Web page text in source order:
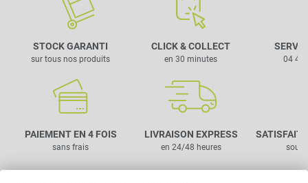
STOCK GARANTI
sur tous nos produits
CLICK & COLLECT
en 30 minutes
PAIEMENT EN 4 FOIS
sans frais
LIVRAISON EXPRESS
en 24/48 heures
04 42
SATISFAIT
sous